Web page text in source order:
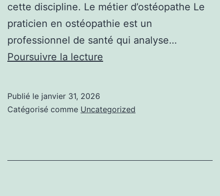
cette discipline. Le métier d’ostéopathe Le
praticien en ostéopathie est un
professionnel de santé qui analyse…
Poursuivre la lecture
à
Publié le janvier 31, 2026
Catégorisé comme Uncategorized